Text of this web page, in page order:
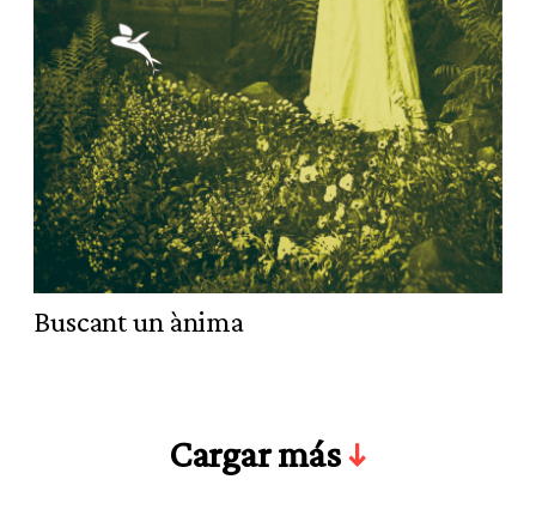
Buscant un ànima
Cargar más